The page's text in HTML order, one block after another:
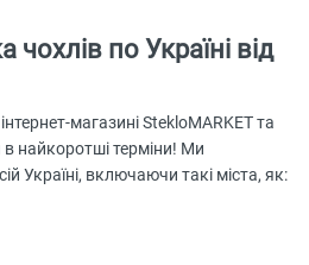
по Україні від
магазині StekloMARKET та
найкоротші терміни! Ми
Україні, включаючи такі міста, як: